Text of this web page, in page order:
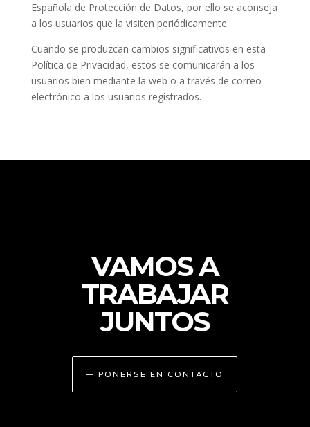
Española de Protección de Datos, por ello se aconseja
a los usuarios que la visiten periódicamente.
Cuando se produzcan cambios significativos en esta
Política de Privacidad, estos se comunicarán a los
usuarios bien mediante la web o a través de correo
electrónico a los usuarios registrados.
VAMOS A
TRABAJAR
JUNTOS
— PONERSE EN CONTACTO